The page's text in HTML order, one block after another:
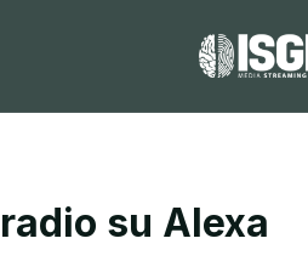
radio su Alexa